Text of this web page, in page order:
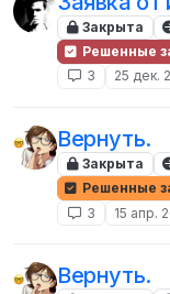
Закрыта
Решенные
3
25 дек.
Вернуть.
Закрыта
Решенные
3
15 апр.
Вернуть.